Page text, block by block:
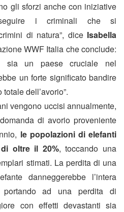
gli sforzi anche con iniziative
i criminali che si
di natura”, dice Isabella
WWF Italia che conclude:
sia un paese cruciale nel
un forte significato bandire
dell’avorio”.
vengono uccisi annualmente,
di avorio proveniente
le popolazioni di elefanti
oltre il 20%, toccando una
stimati. La perdita di una
danneggerebbe l’intera
portando ad una perdita di
con effetti devastanti sia